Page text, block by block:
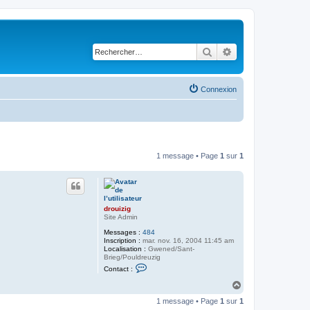
Rechercher
Connexion
1 message • Page 1 sur 1
drouizig
Site Admin
Messages : 484
Inscription : mar. nov. 16, 2004 11:45 am
Localisation : Gwened/Sant-
Brieg/Pouldreuzig
Contact :
u
1 message • Page 1 sur 1